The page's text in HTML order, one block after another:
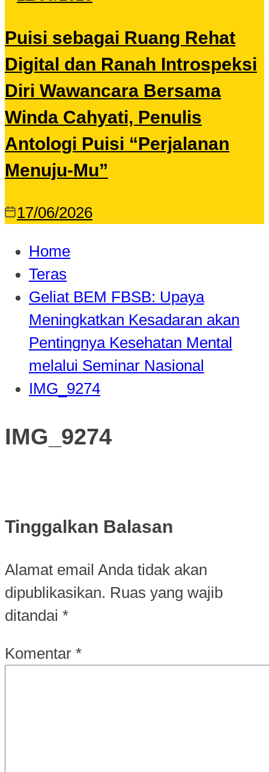
Puisi sebagai Ruang Rehat
Digital dan Ranah Introspeksi
Diri Wawancara Bersama
Winda Cahyati, Penulis
Antologi Puisi “Perjalanan
Menuju-Mu”
17/06/2026
Home
Teras
Geliat BEM FBSB: Upaya
Meningkatkan Kesadaran akan
Pentingnya Kesehatan Mental
melalui Seminar Nasional
IMG_9274
IMG_9274
Tinggalkan Balasan
Alamat email Anda tidak akan
dipublikasikan. Ruas yang wajib
ditandai *
Komentar *